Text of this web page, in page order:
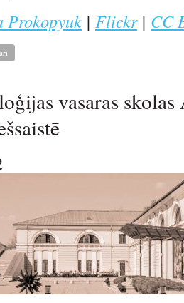
Prokopyuk | Flickr| CC
vasaras skolas